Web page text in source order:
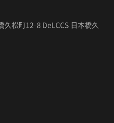
松町12-8 DeLCCS 日本橋久